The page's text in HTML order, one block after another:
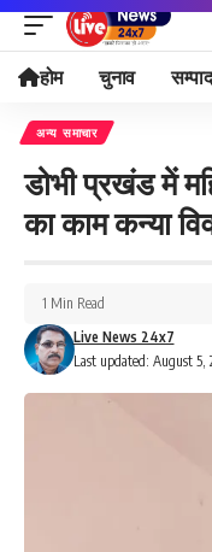
होम चुनाव
अन्य समाचार
डोभी प्रखंड में
का काम कन्या
Last updated: August 5,
Live News 24x7
1 Min Read